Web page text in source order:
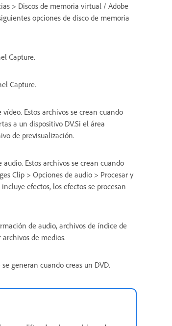
> Discos de memoria virtual / Adobe
opciones de disco de memoria
Capture.
Capture.
Estos archivos se crean cuando
a un dispositivo DV.Si el área
de previsualización.
Estos archivos se crean cuando
Clip > Opciones de audio > Procesar y
efectos, los efectos se procesan
de audio, archivos de índice de
de medios.
generan cuando creas un DVD.